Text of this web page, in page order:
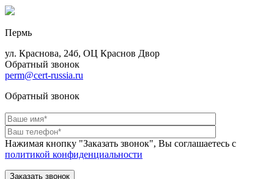
Пермь
ул. Краснова, 24б, ОЦ Краснов Двор
Обратный звонок
perm@cert-russia.ru
Обратный звонок
Нажимая кнопку "Заказать звонок", Вы соглашаетесь с
политикой конфиденциальности